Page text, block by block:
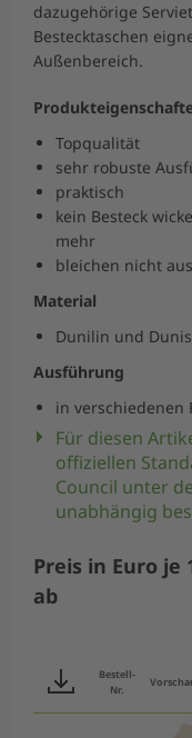
dazugehörige
Bestecktaschen
Außenbereich.
Topqualität
sehr robuste
praktisch
kein Besteck
mehr
bleichen nicht aus
Material
Dunilin und
Ausführung
in verschiedenen
Für diesen
offiziellen
Council unter
unabhängig
Preis in Euro je
ab
Bestell-
Nr.